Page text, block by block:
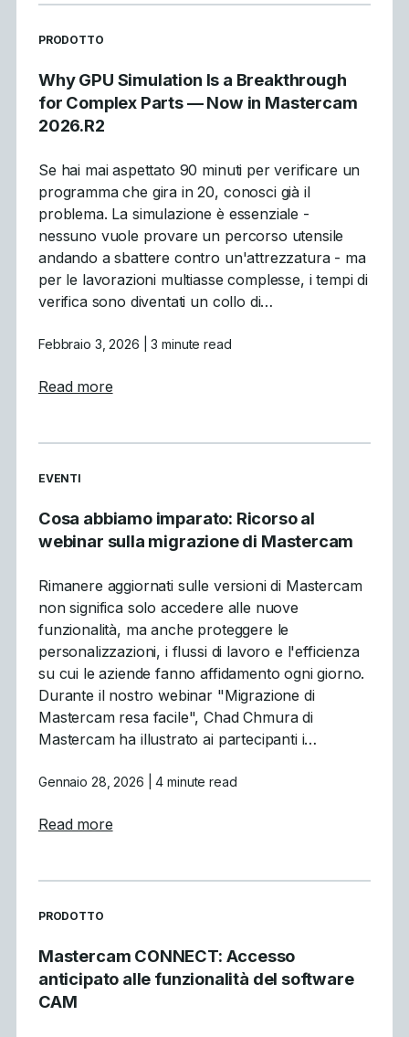
READ MORE ARTICLES ABOUT
PRODOTTO
Why GPU Simulation Is a Breakthrough
for Complex Parts — Now in Mastercam
2026.R2
Se hai mai aspettato 90 minuti per verificare un
programma che gira in 20, conosci già il
problema. La simulazione è essenziale -
nessuno vuole provare un percorso utensile
andando a sbattere contro un'attrezzatura - ma
per le lavorazioni multiasse complesse, i tempi di
verifica sono diventati un collo di…
Febbraio 3, 2026 | 3 minute read
Read moreabout Why GPU Simulation Is a
READ MORE ARTICLES ABOUT
EVENTI
Cosa abbiamo imparato: Ricorso al
webinar sulla migrazione di Mastercam
Rimanere aggiornati sulle versioni di Mastercam
non significa solo accedere alle nuove
funzionalità, ma anche proteggere le
personalizzazioni, i flussi di lavoro e l'efficienza
su cui le aziende fanno affidamento ogni giorno.
Durante il nostro webinar "Migrazione di
Mastercam resa facile", Chad Chmura di
Mastercam ha illustrato ai partecipanti i…
Gennaio 28, 2026 | 4 minute read
Read moreabout Cosa abbiamo imparato: Ricorso al
READ MORE ARTICLES ABOUT
PRODOTTO
Mastercam CONNECT: Accesso
anticipato alle funzionalità del software
CAM